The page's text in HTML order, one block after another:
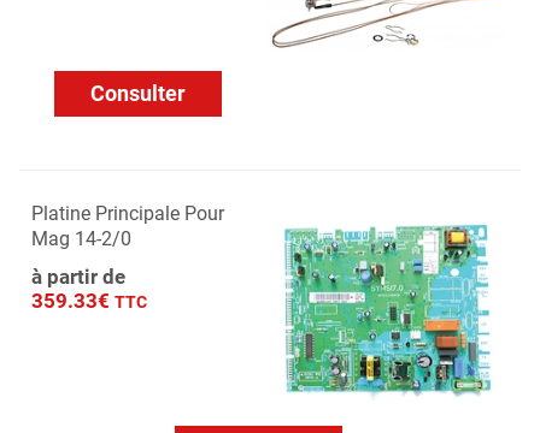
Consulter
Platine Principale Pour
Mag 14-2/0
à partir de
359.33€ TTC